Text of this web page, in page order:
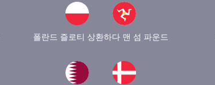
폴란드 즐로티 상환하다 맨 섬 파운드